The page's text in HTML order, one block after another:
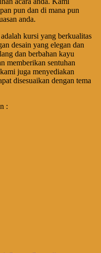
pun dan di mana pun
anda.
kursi yang berkualitas
desain yang elegan dan
dan berbahan kayu
memberikan sentuhan
juga menyediakan
disesuaikan dengan tema
: